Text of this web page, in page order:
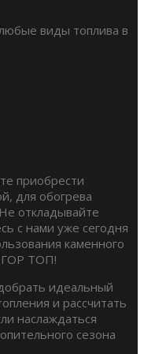
виды топлива в
приобрести
для обогрева
откладывайте
с нами уже сегодня
каменного
ГОР ТОП!
идеальный
и рассчитать
наслаждаться
сезона